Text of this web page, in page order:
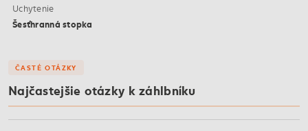
Uchytenie
Šesťhranná stopka
ČASTÉ OTÁZKY
Najčastejšie otázky k záhlbníku